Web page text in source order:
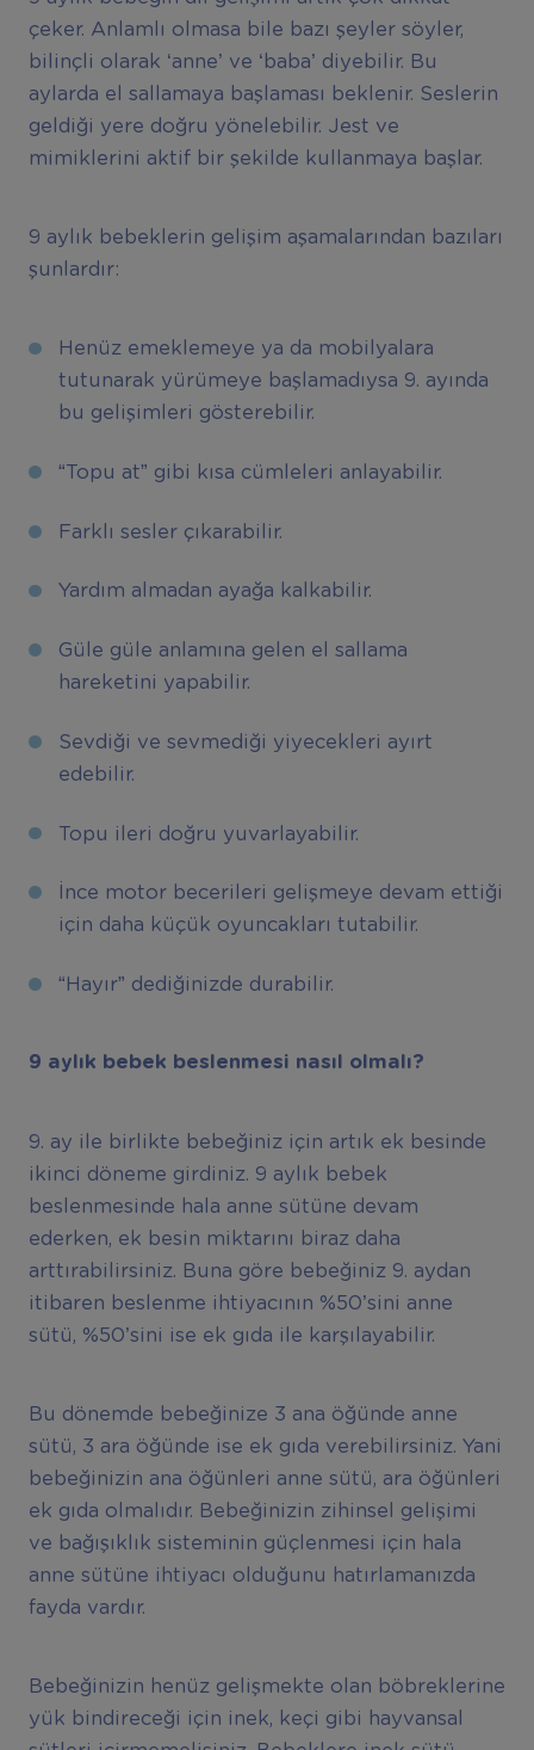
çeker. Anlamlı olmasa bile bazı şeyler söyler,
bilinçli olarak ‘anne’ ve ‘baba’ diyebilir. Bu
aylarda el sallamaya başlaması beklenir. Seslerin
geldiği yere doğru yönelebilir. Jest ve
mimiklerini aktif bir şekilde kullanmaya başlar.
9 aylık bebeklerin gelişim aşamalarından bazıları
şunlardır:
Henüz emeklemeye ya da mobilyalara
tutunarak yürümeye başlamadıysa 9. ayında
bu gelişimleri gösterebilir.
“Topu at” gibi kısa cümleleri anlayabilir.
Farklı sesler çıkarabilir.
Yardım almadan ayağa kalkabilir.
Güle güle anlamına gelen el sallama
hareketini yapabilir.
Sevdiği ve sevmediği yiyecekleri ayırt
edebilir.
Topu ileri doğru yuvarlayabilir.
İnce motor becerileri gelişmeye devam ettiği
için daha küçük oyuncakları tutabilir.
“Hayır” dediğinizde durabilir.
9 aylık bebek beslenmesi nasıl olmalı?
9. ay ile birlikte bebeğiniz için artık ek besinde
ikinci döneme girdiniz. 9 aylık bebek
beslenmesinde hala anne sütüne devam
ederken, ek besin miktarını biraz daha
arttırabilirsiniz. Buna göre bebeğiniz 9. aydan
itibaren beslenme ihtiyacının %50’sini anne
sütü, %50’sini ise ek gıda ile karşılayabilir.
Bu dönemde bebeğinize 3 ana öğünde anne
sütü, 3 ara öğünde ise ek gıda verebilirsiniz. Yani
bebeğinizin ana öğünleri anne sütü, ara öğünleri
ek gıda olmalıdır. Bebeğinizin zihinsel gelişimi
ve bağışıklık sisteminin güçlenmesi için hala
anne sütüne ihtiyacı olduğunu hatırlamanızda
fayda vardır.
Bebeğinizin henüz gelişmekte olan böbreklerine
yük bindireceği için inek, keçi gibi hayvansal